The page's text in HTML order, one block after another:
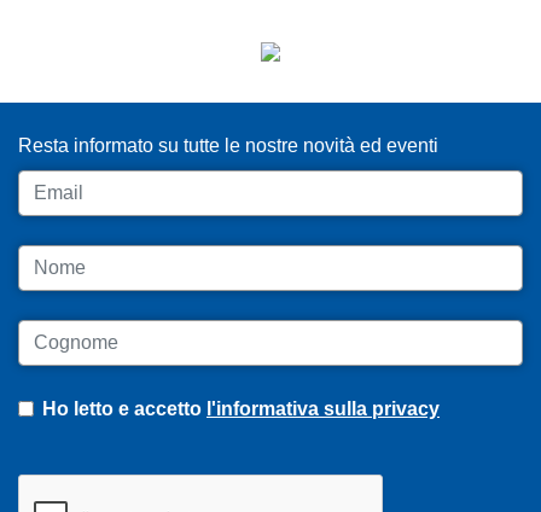
Resta informato su tutte le nostre novità ed eventi
Email
Nome
Cognome
Ho letto e accetto l'informativa sulla privacy